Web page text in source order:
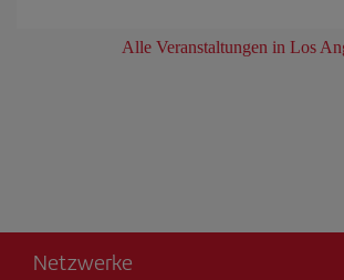
Alle Veranstaltungen in Los
Netzwerke